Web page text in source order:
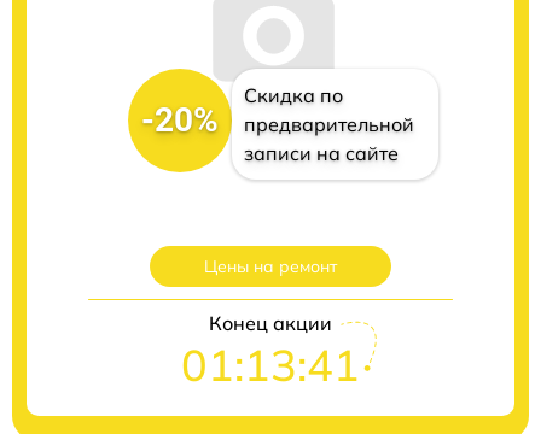
-20%
Скидка по
предварительной
записи на сайте
Цены на ремонт
Конец акции
01:13:40